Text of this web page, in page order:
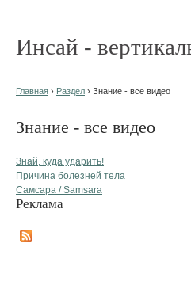
Инсай -
Главная › Раздел › Знание - все видео
Знание - все видео
Знай, куда ударить!
Причина болезней тела
Самсара / Samsara
Реклама